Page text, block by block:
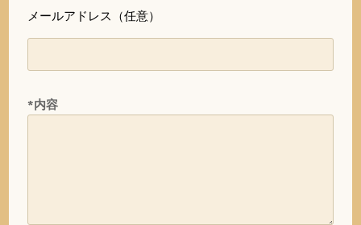
メールアドレス（任意）
*内容